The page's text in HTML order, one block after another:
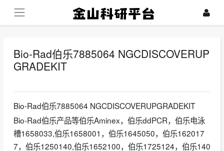
Bio-Rad伯乐7885064 NGCDISCOVERUP
GRADEKIT
Bio-Rad伯乐7885064 NGCDISCOVERUPGRADEKIT
Bio-Rad伯乐产品等伯乐Aminex，伯乐ddPCR，伯乐电泳
槽1658033,伯乐1658001，伯乐1645050，伯乐162017
7，伯乐1250140,伯乐1652100，伯乐1725124，伯乐140